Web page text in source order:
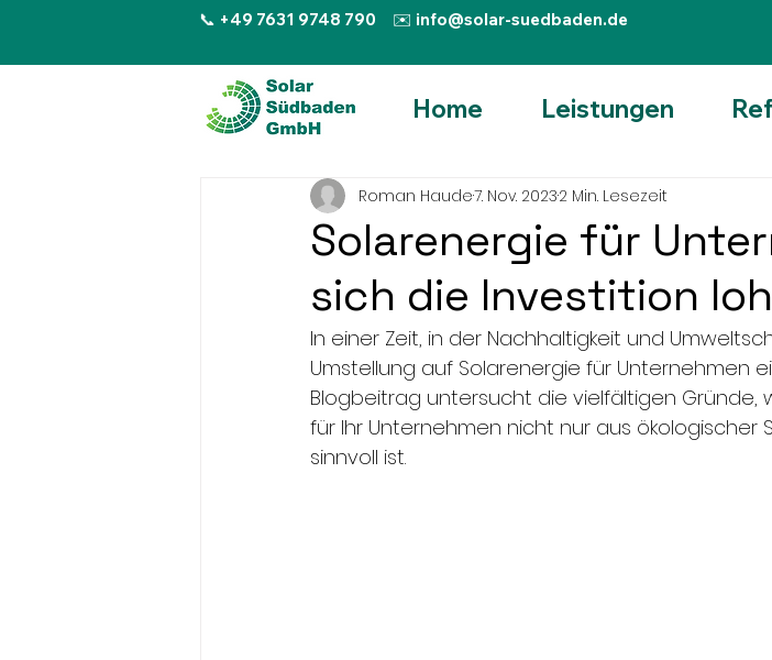
📞 +49 7631 9748 790 ✉️ info@solar-suedbaden.de
Home Leistungen
Solarenergie für
sich die Investition
Roman Haude7. Nov. 20232 Min. Lesezeit
In einer Zeit, in der Nachhaltigkeit und
Umstellung auf Solarenergie für Unternehmen
Blogbeitrag untersucht die vielfältigen Gründe,
für Ihr Unternehmen nicht nur aus ökologischer
sinnvoll ist.